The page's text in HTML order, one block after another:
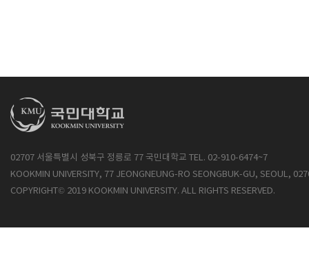
02707 서울특별시 성북구 정릉로 77 국민대학교 TEL. 02-910-6474~7
KOOKMIN UNIVERSITY, 77 JEONGNEUNG-RO SEONGBUK-GU, SEOUL,
COPYRIGHT© 2019 KOOKMIN UNIVERSITY. ALL RIGHTS RESERVED.